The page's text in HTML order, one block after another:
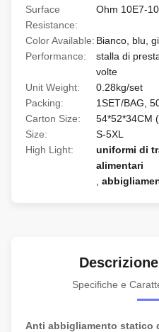
Surface
Resistance:
Ohm 10E7-
Color Available: Bianco, blu,
Performance:
stalla di
volte
Unit Weight:
0.28kg/set
Packing:
1SET/BAG,
Carton Size:
54*52*34CM
Size:
S-5XL
High Light:
uniformi di
alimentari
Specifiche e
Anti abbigliamento statico